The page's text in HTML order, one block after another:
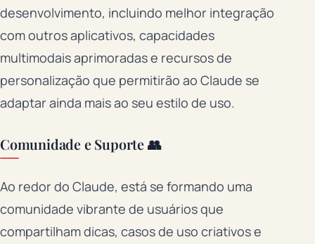
desenvolvimento, incluindo melhor integração
com outros aplicativos, capacidades
multimodais aprimoradas e recursos de
personalização que permitirão ao Claude se
adaptar ainda mais ao seu estilo de uso.
Comunidade e Suporte 👥
Ao redor do Claude, está se formando uma
comunidade vibrante de usuários que
compartilham dicas, casos de uso criativos e